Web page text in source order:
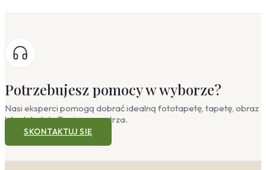
Potrzebujesz pomocy w wyborze?
Nasi eksperci pomogą dobrać idealną fototapetę, tapetę, obraz
lub plakat do Twojego wnętrza.
SKONTAKTUJ SIĘ